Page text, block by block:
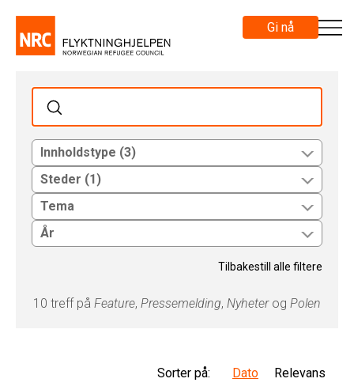
Gi nå
Innholdstype (3)
Steder (1)
Tema
År
Tilbakestill alle filtere
10 treff på Feature, Pressemelding, Nyheterog Polen
Sorter på: Dato Relevans